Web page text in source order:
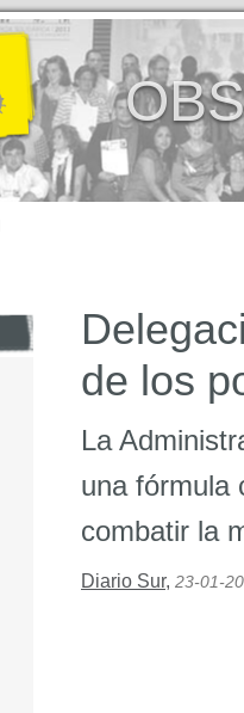
de los
La
una fórmula
combatir la
Diario Sur, 23-01-